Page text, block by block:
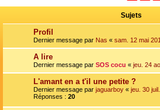
Sujets
Profil
Dernier message par Nas « sam. 12 mai
A lire
Dernier message par SOS cocu « jeu. 24
L'amant en a t'il une petite ?
Dernier message par jaguarboy « jeu. 30
Réponses : 20